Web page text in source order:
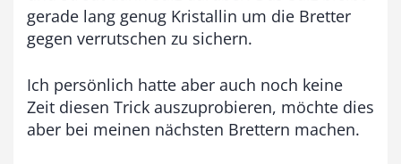
gerade lang genug Kristallin um die Bretter
gegen verrutschen zu sichern.
Ich persönlich hatte aber auch noch keine
Zeit diesen Trick auszuprobieren, möchte dies
aber bei meinen nächsten Brettern machen.